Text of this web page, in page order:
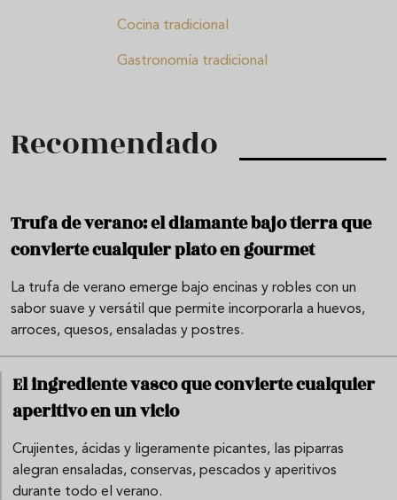
Cocina tradicional
Gastronomía tradicional
Recomendado
Trufa de verano: el diamante bajo tierra que
convierte cualquier plato en gourmet
La trufa de verano emerge bajo encinas y robles con un
sabor suave y versátil que permite incorporarla a huevos,
arroces, quesos, ensaladas y postres.
El ingrediente vasco que convierte cualquier
aperitivo en un vicio
Crujientes, ácidas y ligeramente picantes, las piparras
alegran ensaladas, conservas, pescados y aperitivos
durante todo el verano.